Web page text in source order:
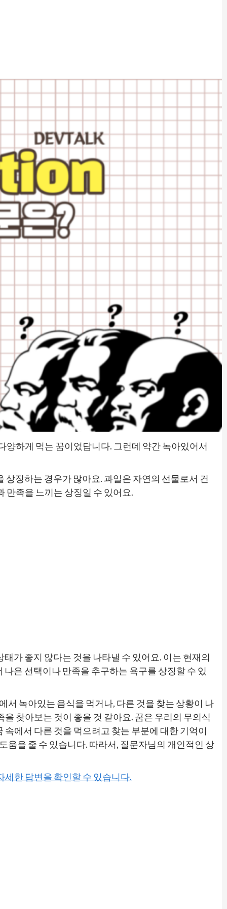
양하게 먹는 꿈이었답니다. 그런데 약간 녹아있어서
징하는 경우가 많아요. 과일은 자연의 선물로서 건
만족을 느끼는 상징일 수 있어요.
가 좋지 않다는 것을 나타낼 수 있어요. 이는 현재의
은 선택이나 만족을 추구하는 욕구를 상징할 수 있
서 녹아있는 음식을 먹거나, 다른 것을 찾는 상황이 나
찾아보는 것이 좋을 것 같아요. 꿈은 우리의 무의식
에서 다른 것을 먹으려고 찾는 부분에 대한 기억이
움을 줄 수 있습니다. 따라서, 질문자님의 개인적인 상
세한 답변을 확인할 수 있습니다.